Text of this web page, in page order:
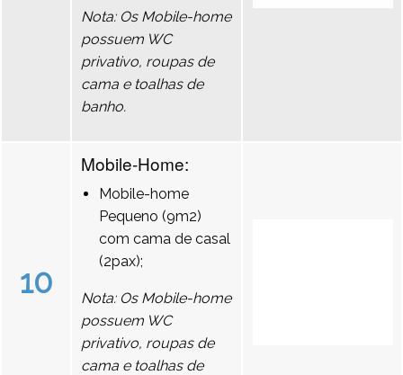
Nota: Os Mobile-home
possuem WC
privativo, roupas de
cama e toalhas de
banho.
10
Mobile-Home:
Mobile-home
Pequeno (9m2)
com cama de casal
(2pax);
Nota: Os Mobile-home
possuem WC
privativo, roupas de
cama e toalhas de